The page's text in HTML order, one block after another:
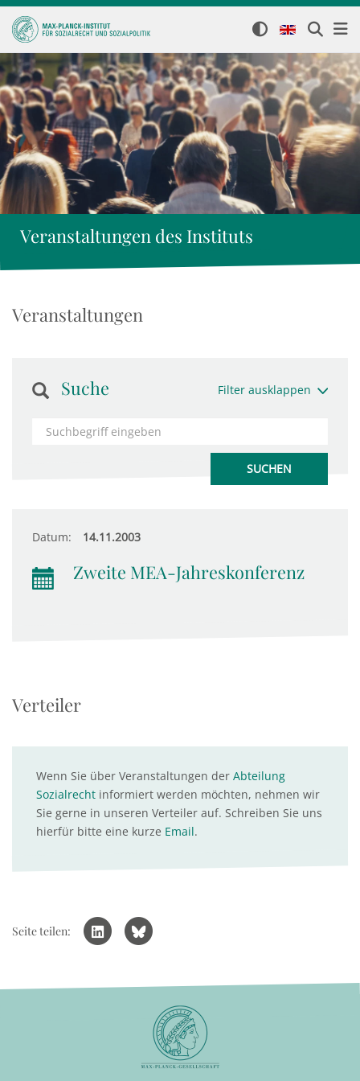
Veranstaltungen des Instituts
Veranstaltungen
Suche Filter ausklappen
Datum: 14.11.2003
Zweite MEA-Jahreskonferenz
Verteiler
Wenn Sie über Veranstaltungen der Abteilung
Sozialrecht informiert werden möchten, nehmen wir
Sie gerne in unseren Verteiler auf. Schreiben Sie uns
hierfür bitte eine kurze Email.
Seite teilen: